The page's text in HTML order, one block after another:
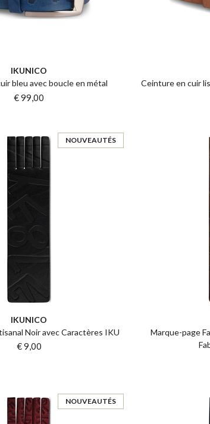
IKUNICO
bleu avec boucle en métal
€ 99,00
Ceinture en cuir
NOUVEAUTÉS
IKUNICO
Noir avec Caractères IKU
€ 9,00
Marque-page
NOUVEAUTÉS